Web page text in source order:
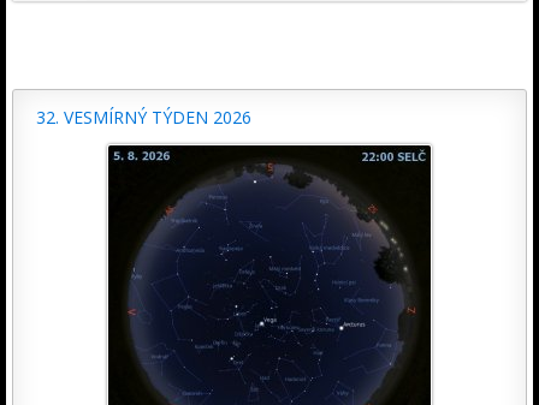
32. VESMÍRNÝ TÝDEN 2026